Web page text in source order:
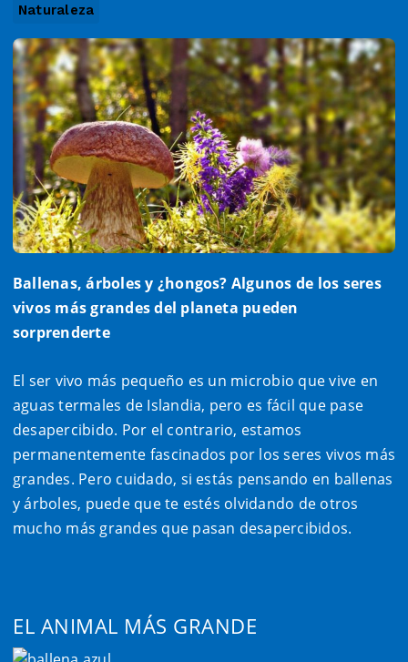
Naturaleza
Ballenas, árboles y ¿hongos? Algunos de los seres
vivos más grandes del planeta pueden
sorprenderte
El ser vivo más pequeño es un microbio que vive en
aguas termales de Islandia, pero es fácil que pase
desapercibido. Por el contrario, estamos
permanentemente fascinados por los seres vivos más
grandes. Pero cuidado, si estás pensando en ballenas
y árboles, puede que te estés olvidando de otros
mucho más grandes que pasan desapercibidos.
EL ANIMAL MÁS GRANDE